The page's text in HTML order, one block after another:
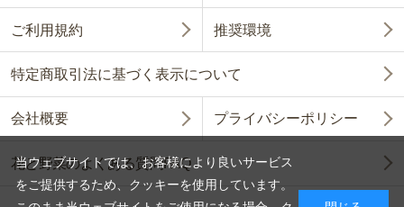
ご利用規約 推奨環境
特定商取引法に基づく表示について
会社概要 プライバシーポリシー
花と野菜のよくある質問FAQ
当ウェブサイトでは、お客様により良いサービス
をご提供するため、クッキーを使用しています。